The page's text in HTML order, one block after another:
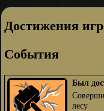
Достижения
События
Был
лесу